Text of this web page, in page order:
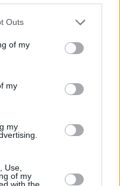
Outs
of my
my
my
Use,
of my
with the
z Polski do Włoch?!
PKP Intercity! |